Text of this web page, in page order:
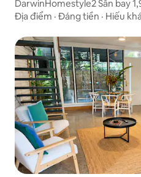
DarwinHomestyle2 Sân bay
sáng
Địa điểm · Đáng tiền · Hiếu